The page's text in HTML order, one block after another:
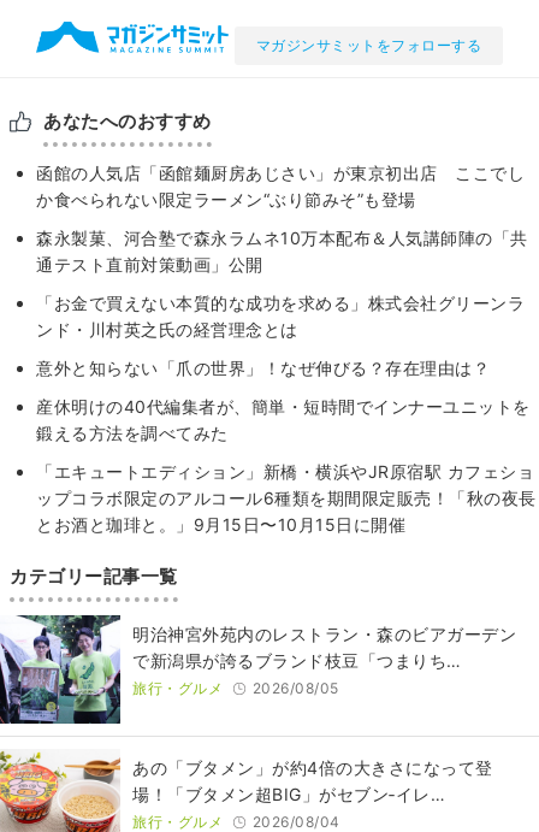
マガジンサミットをフォローする
あなたへのおすすめ
函館の人気店「函館麺厨房あじさい」が東京初出店 ここでし
か食べられない限定ラーメン“ぶり節みそ”も登場
森永製菓、河合塾で森永ラムネ10万本配布＆人気講師陣の「共
通テスト直前対策動画」公開
「お金で買えない本質的な成功を求める」株式会社グリーンラ
ンド・川村英之氏の経営理念とは
意外と知らない「爪の世界」！なぜ伸びる？存在理由は？
産休明けの40代編集者が、簡単・短時間でインナーユニットを
鍛える方法を調べてみた
「エキュートエディション」新橋・横浜やJR原宿駅 カフェショ
ップコラボ限定のアルコール6種類を期間限定販売！「秋の夜長
とお酒と珈琲と。」9月15日〜10月15日に開催
カテゴリー記事一覧
明治神宮外苑内のレストラン・森のビアガーデン
で新潟県が誇るブランド枝豆「つまりち…
旅行・グルメ 2026/08/05
あの「ブタメン」が約4倍の大きさになって登
場！「ブタメン超BIG」がセブン‐イレ…
旅行・グルメ 2026/08/04